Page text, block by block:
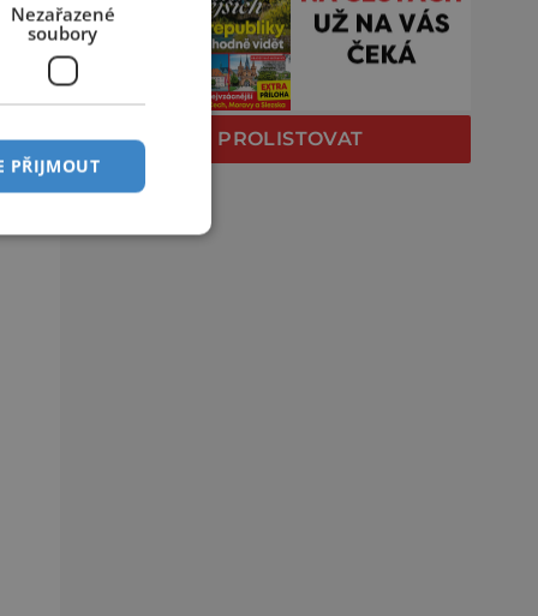
PROLISTOVAT
Nezařazené
soubory
PŘIJMOUT